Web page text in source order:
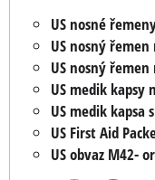
US nosné
US nosný
US nosný
US medik kapsy
US medik kapsa
US First Aid
US obvaz M42-